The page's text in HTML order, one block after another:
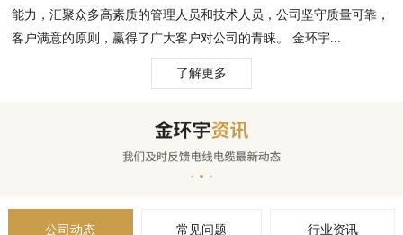
能力，汇聚众多高素质的管理人员和技术人员，公司坚守质量可靠，
客户满意的原则，赢得了广大客户对公司的青睐。 金环宇...
了解更多
公司动态 常见问题 行业资讯